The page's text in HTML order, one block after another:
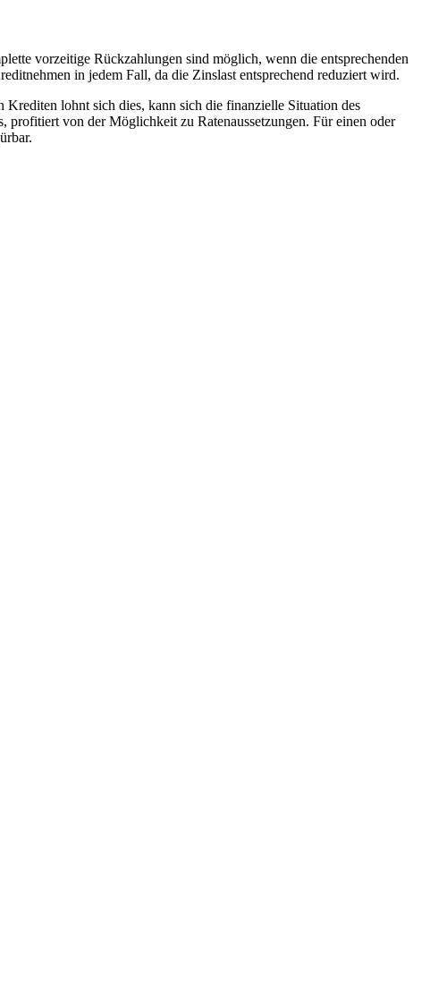
vorzeitige Rückzahlungen sind möglich, wenn die entsprechenden
in jedem Fall, da die Zinslast entsprechend reduziert wird.
lohnt sich dies, kann sich die finanzielle Situation des
profitiert von der Möglichkeit zu Ratenaussetzungen. Für einen oder